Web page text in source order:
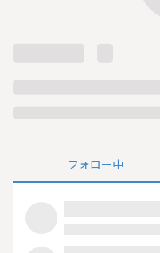
フォロー中